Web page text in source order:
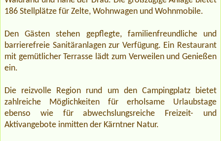
186 Stellplätze für Zelte, Wohnwagen und Wohnmobile.
Den Gästen stehen gepflegte, familienfreundliche und
barrierefreie Sanitäranlagen zur Verfügung. Ein Restaurant
mit gemütlicher Terrasse lädt zum Verweilen und Genießen
ein.
Die reizvolle Region rund um den Campingplatz bietet
zahlreiche Möglichkeiten für erholsame Urlaubstage
ebenso wie für abwechslungsreiche Freizeit- und
Aktivangebote inmitten der Kärntner Natur.